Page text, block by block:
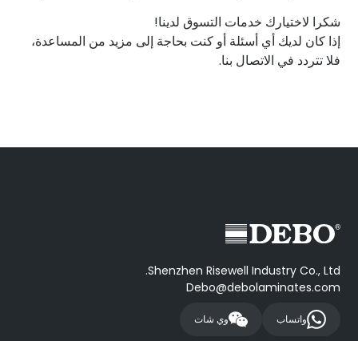
شكرا لاختيارك خدمات التسوق لدينا!
إذا كان لديك أي أسئلة أو كنت بحاجة إلى مزيد من المساعدة،
فلا تتردد في الاتصال بنا.
Shenzhen Risewell Industry Co., Ltd.
Debo@debolaminates.com
واتساب وي شات